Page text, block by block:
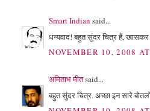
Smart Indian said...
धन्यवाद! बहुत सुंदर चित्र हैं,
NOVEMBER 10, 2008
अमिताभ मीतsaid...
बहुत सुंदर चित्र. अच्छा इन सारे